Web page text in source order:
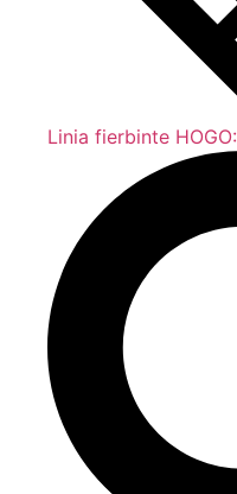
Linia fierbinte HOGO: